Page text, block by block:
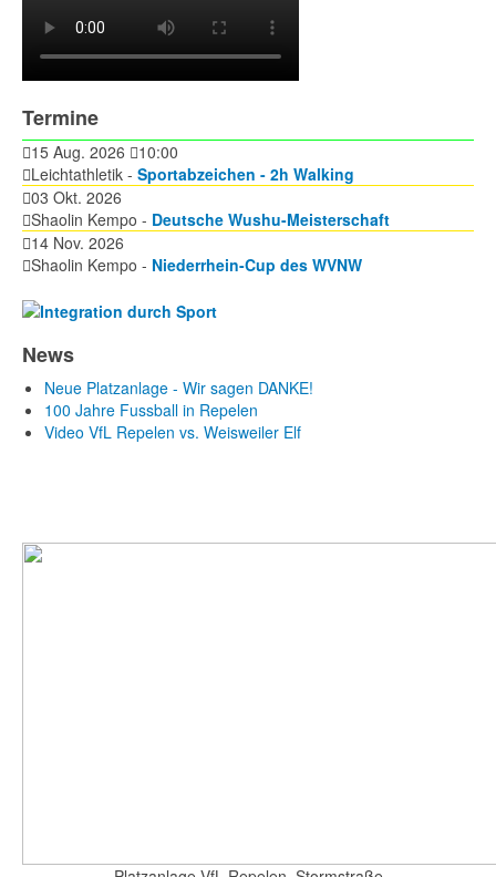
Termine
15 Aug. 2026
10:00
Leichtathletik - Sportabzeichen - 2h Walking
03 Okt. 2026
Shaolin Kempo - Deutsche Wushu-Meisterschaft
14 Nov. 2026
Shaolin Kempo - Niederrhein-Cup des WVNW
News
Neue Platzanlage - Wir sagen DANKE!
100 Jahre Fussball in Repelen
Video VfL Repelen vs. Weisweiler Elf